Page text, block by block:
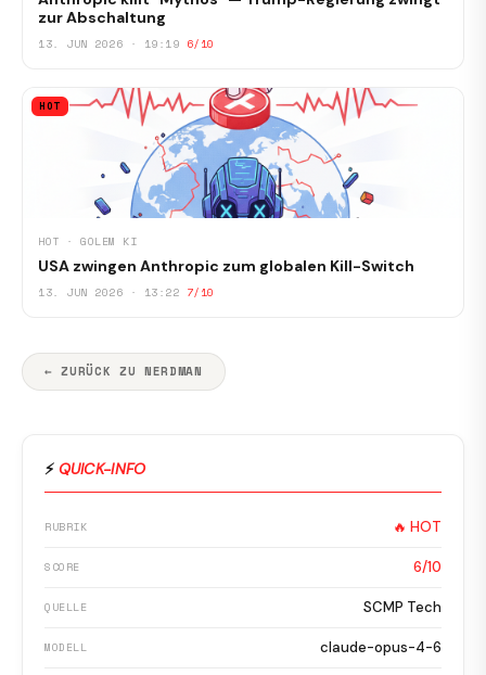
zur Abschaltung
13. JUN 2026 · 19:19 6/10
HOT
HOT · GOLEM KI
USA zwingen Anthropic zum globalen Kill-Switch
13. JUN 2026 · 13:22 7/10
← ZURÜCK ZU NERDMAN
⚡ QUICK-INFO
RUBRIK 🔥 HOT
SCORE 6/10
QUELLE SCMP Tech
MODELL claude-opus-4-6